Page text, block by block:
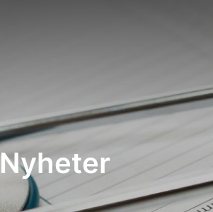
Nyheter